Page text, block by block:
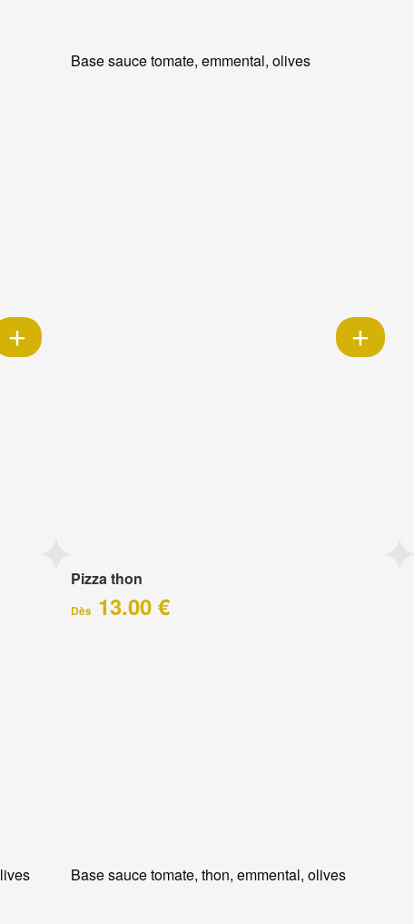
Base sauce tomate, emmental, olives
Pizza thon
Dès13.00 €
Base sauce tomate, thon, emmental, olives